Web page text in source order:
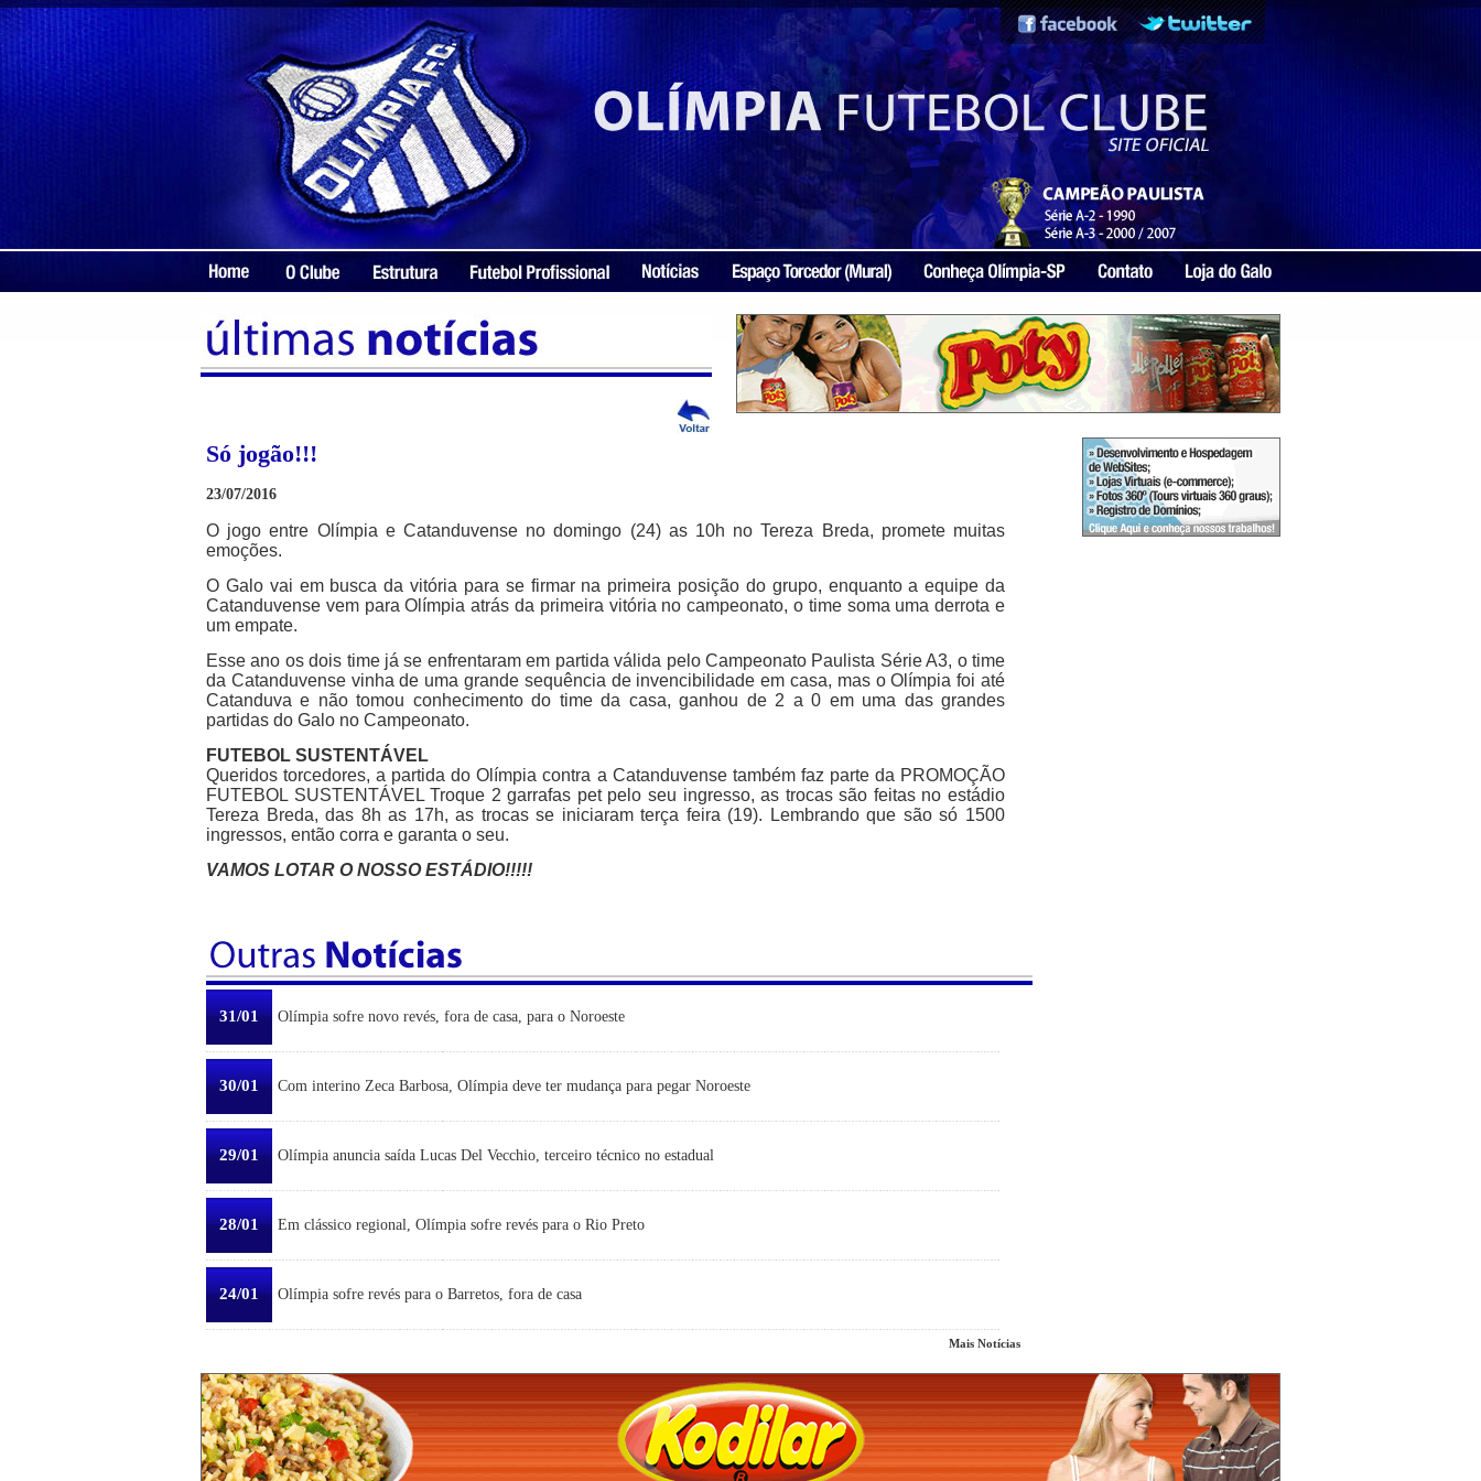
Só jogão!!!
23/07/2016
O jogo entre Olímpia e Catanduvense no domingo (24) as 10h no Tereza Breda, promete muitas
emoções.
O Galo vai em busca da vitória para se firmar na primeira posição do grupo, enquanto a equipe da
Catanduvense vem para Olímpia atrás da primeira vitória no campeonato, o time soma uma derrota e
um empate.
Esse ano os dois time já se enfrentaram em partida válida pelo Campeonato Paulista Série A3, o time
da Catanduvense vinha de uma grande sequência de invencibilidade em casa, mas o Olímpia foi até
Catanduva e não tomou conhecimento do time da casa, ganhou de 2 a 0 em uma das grandes
partidas do Galo no Campeonato.
FUTEBOL SUSTENTÁVEL
Queridos torcedores, a partida do Olímpia contra a Catanduvense também faz parte da PROMOÇÃO
FUTEBOL SUSTENTÁVEL Troque 2 garrafas pet pelo seu ingresso, as trocas são feitas no estádio
Tereza Breda, das 8h as 17h, as trocas se iniciaram terça feira (19). Lembrando que são só 1500
ingressos, então corra e garanta o seu.
VAMOS LOTAR O NOSSO ESTÁDIO!!!!!
31/01 Olímpia sofre novo revés, fora de casa, para o Noroeste
30/01 Com interino Zeca Barbosa, Olímpia deve ter mudança para pegar Noroeste
29/01 Olímpia anuncia saída Lucas Del Vecchio, terceiro técnico no estadual
28/01 Em clássico regional, Olímpia sofre revés para o Rio Preto
24/01 Olímpia sofre revés para o Barretos, fora de casa
Mais Notícias